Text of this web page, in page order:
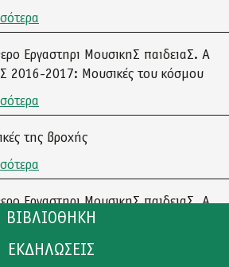
ΒΙΒΛΙΟΘΗΚΗ
ΚΑΤΑΛΟΓΟΣ
ΕΚΔΗΛΩΣΕΙΣ
Εργαστηρι ΜουσικηΣ παιδειαΣ. Α
2016-2017: Μουσικές του κόσμου
της βροχής
Εργαστηρι ΜουσικηΣ παιδειαΣ. Α
2016-2017: Μουσικές του κόσμου